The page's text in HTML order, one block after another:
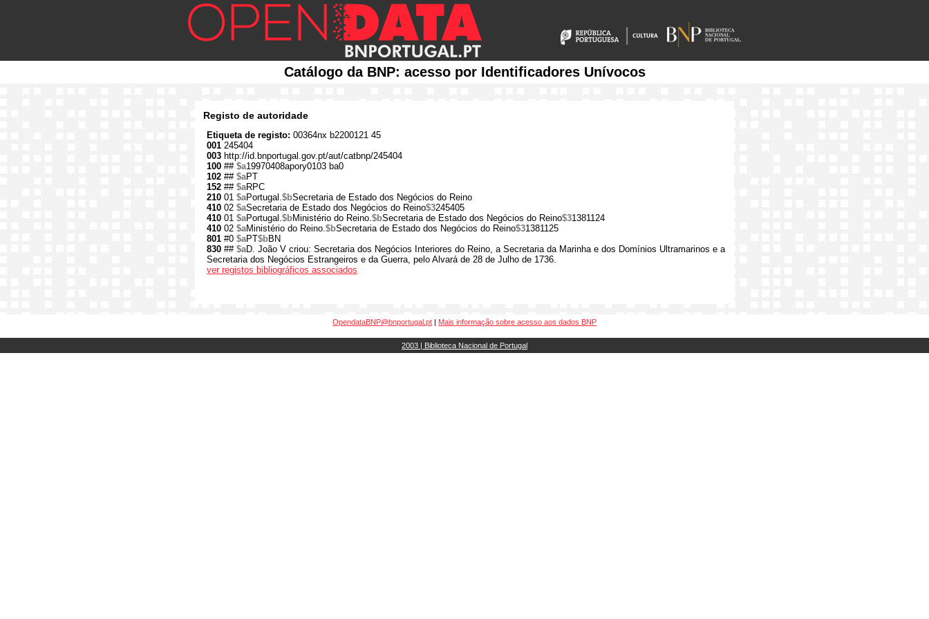
Catálogo da BNP: acesso por Identificadores Unívocos
Registo de autoridade
Etiqueta de registo: 00364nx b2200121 45
001 245404
003 http://id.bnportugal.gov.pt/aut/catbnp/245404
100 ## $a19970408apory0103 ba0
102 ## $aPT
152 ## $aRPC
210 01 $aPortugal.$bSecretaria de Estado dos Negócios do Reino
410 02 $aSecretaria de Estado dos Negócios do Reino$3245405
410 01 $aPortugal.$bMinistério do Reino.$bSecretaria de Estado dos Negócios do Reino$31381124
410 02 $aMinistério do Reino.$bSecretaria de Estado dos Negócios do Reino$31381125
801 #0 $aPT$bBN
830 ## $aD. João V criou: Secretaria dos Negócios Interiores do Reino, a Secretaria da Marinha e dos Domínios Ultramarinos e a
Secretaria dos Negócios Estrangeiros e da Guerra, pelo Alvará de 28 de Julho de 1736.
ver registos bibliográficos associados
OpendataBNP@bnportugal.pt | Mais informação sobre acesso aos dados BNP
2003 | Biblioteca Nacional de Portugal